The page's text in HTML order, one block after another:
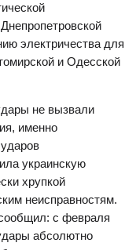
электричества для
и Одесской
не вызвали
именно
украинскую
хрупкой
неисправностям.
с февраля
абсолютно